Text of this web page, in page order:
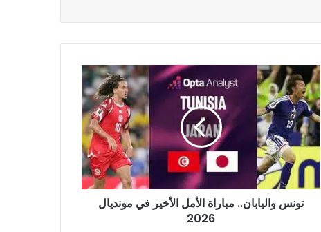
تونس
واليابان..
مباراة
الأمل
الأخير
في
مونديال
2026
تونس واليابان.. مباراة الأمل الأخير في مونديال
2026